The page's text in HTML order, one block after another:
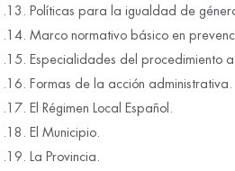
1.13. Políticas para la igualdad de
1.14. Marco normativo básico en
1.15. Especialidades del procedimiento
1.16. Formas de la acción administrativa.
1.17. El Régimen Local Español.
1.18. El Municipio.
1.19. La Provincia.